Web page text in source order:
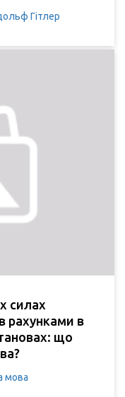
Гітлер
силах
рахунками в
що
мова